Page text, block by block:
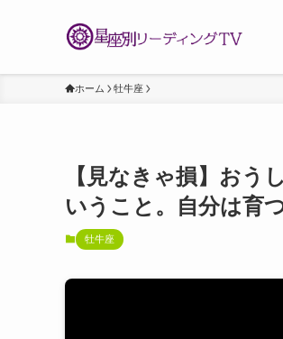
ホーム 牡牛座
【見なきゃ損】おう
いうこと。自分は育
牡牛座